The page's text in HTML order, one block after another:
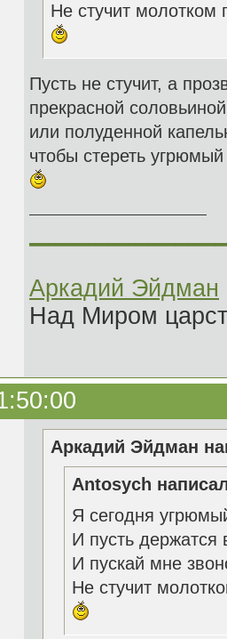
Не стучит молотком
Пусть не стучит, а
прекрасной
или полуденной
чтобы стереть
Аркадий Эйдман
Над Миром
Аркадий Эйдман
Antosych
Я сегодня
И пусть держатся
И пускай мне
Не стучит